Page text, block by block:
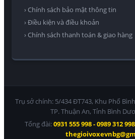
› Chính sách bảo mật thông tin
› Điều kiện và điều khoản
› Chính sách thanh toán & giao hàng
Trụ sở chính: 5/434 ĐT743, Khu Phố
TP. Thuận An, Tỉnh Bình
Tổng đài:0931 555 998 - 0989 312